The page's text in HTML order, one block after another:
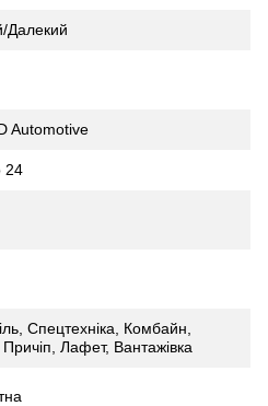
Далекий
Automotive
24
Спецтехніка, Комбайн,
Лафет, Вантажівка